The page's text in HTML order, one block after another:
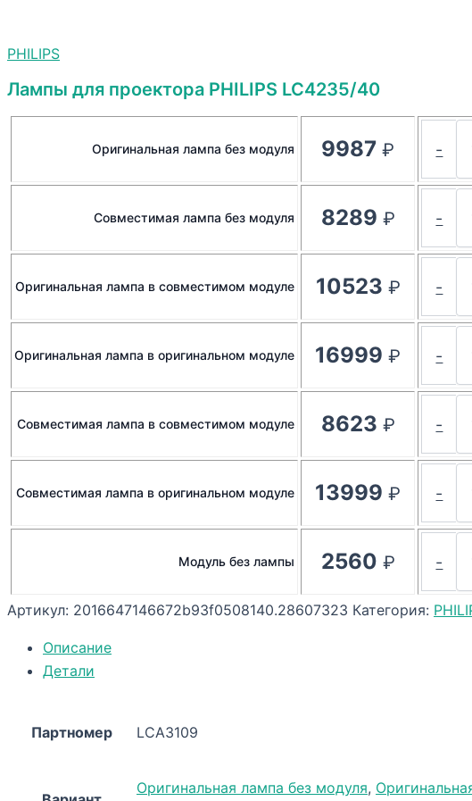
PHILIPS
Лампы для проектора PHILIPS LC4235/40
Оригинальная лампа без модуля 9987 ₽ -
Совместимая лампа без модуля 8289 ₽ -
Оригинальная лампа в совместимом модуле 10523 ₽ -
Оригинальная лампа в оригинальном модуле 16999 ₽ -
Совместимая лампа в совместимом модуле 8623 ₽ -
Совместимая лампа в оригинальном модуле 13999 ₽ -
Модуль без лампы 2560 ₽ -
Артикул: 2016647146672b93f0508140.28607323 Категория:
Описание
Детали
Партномер LCA3109
Оригинальная лампа без модуля,